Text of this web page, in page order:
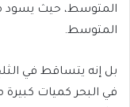
المتوسط، حيث يسود
المتوسط.
بل إنه يتساقط في
في البحر كميات كبيرة